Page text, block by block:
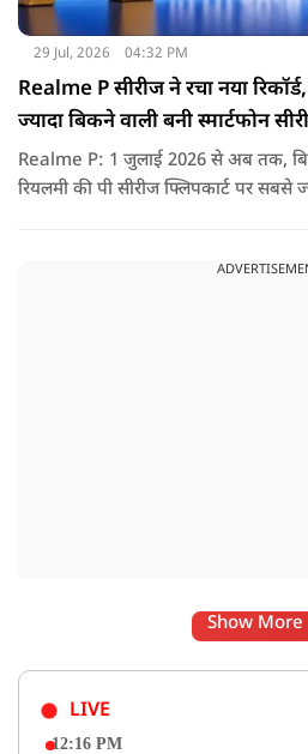
29 Jul, 2026 04:32 PM
Realme P सीरीज ने रचा नया
ज्यादा बिकने वाली बनी स्मार्टफोन
Realme P: 1 जुलाई 2026 से अब तक,
रियलमी की पी सीरीज फ्लिपकार्ट पर सबसे
Show More
LIVE
12:16 PM